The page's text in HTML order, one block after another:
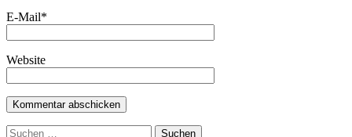
E-Mail*
Website
Suchen